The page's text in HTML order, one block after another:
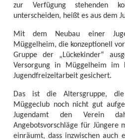
zur Verfügung stehenden
unterscheiden, heißt es aus dem
Mit dem Neubau einer
Müggelheim, die konzeptionell
Gruppe der „Lückekinder“
Versorgung in Müggelheim im
Jugendfreizeitarbeit gesichert.
Das ist die Altersgruppe,
Müggeclub noch nicht gut
Jugendamt den Verein
Angebotsvorschläge für Jüngere
einräumt, dass inzwischen auch